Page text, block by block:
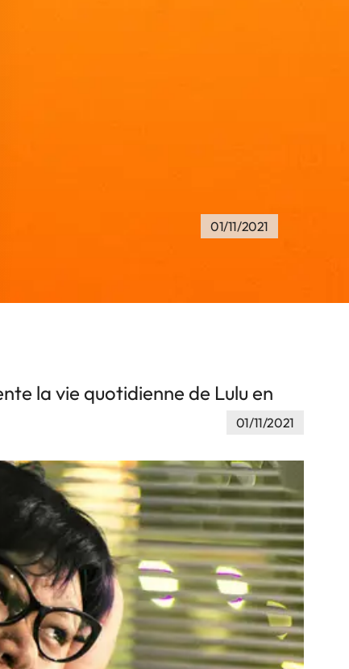
01/11/2021
la vie quotidienne de Lulu en
01/11/2021